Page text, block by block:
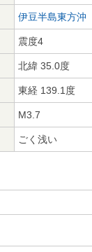
伊豆半島東方沖
震度4
北緯 35.0度
東経 139.1度
M3.7
ごく浅い